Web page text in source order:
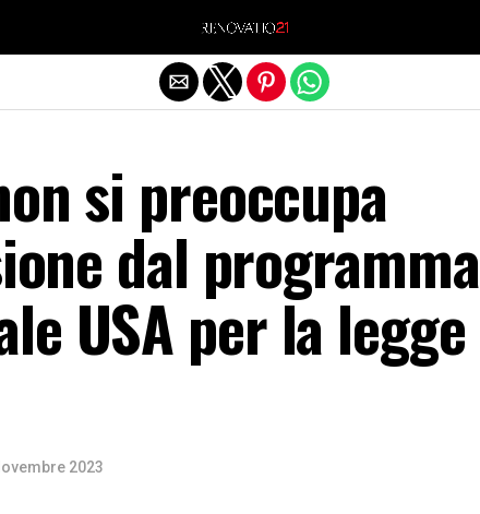
si preoccupa
dal programma
USA per la legge
2023
Exit mobile version